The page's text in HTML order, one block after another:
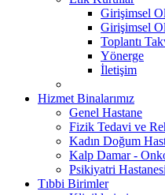
Girişimsel
Girişimsel
Toplantı
Yönerge
İletişim
Hizmet Binalarımız
Genel Hastane
Fizik Tedavi ve
Kadın Doğum
Kalp Damar -
Psikiyatri Hastanesi
Tıbbi Birimler